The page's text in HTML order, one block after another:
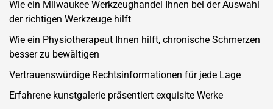
Wie ein Milwaukee Werkzeughandel Ihnen bei der Auswahl
der richtigen Werkzeuge hilft
Wie ein Physiotherapeut Ihnen hilft, chronische Schmerzen
besser zu bewältigen
Vertrauenswürdige Rechtsinformationen für jede Lage
Erfahrene kunstgalerie präsentiert exquisite Werke